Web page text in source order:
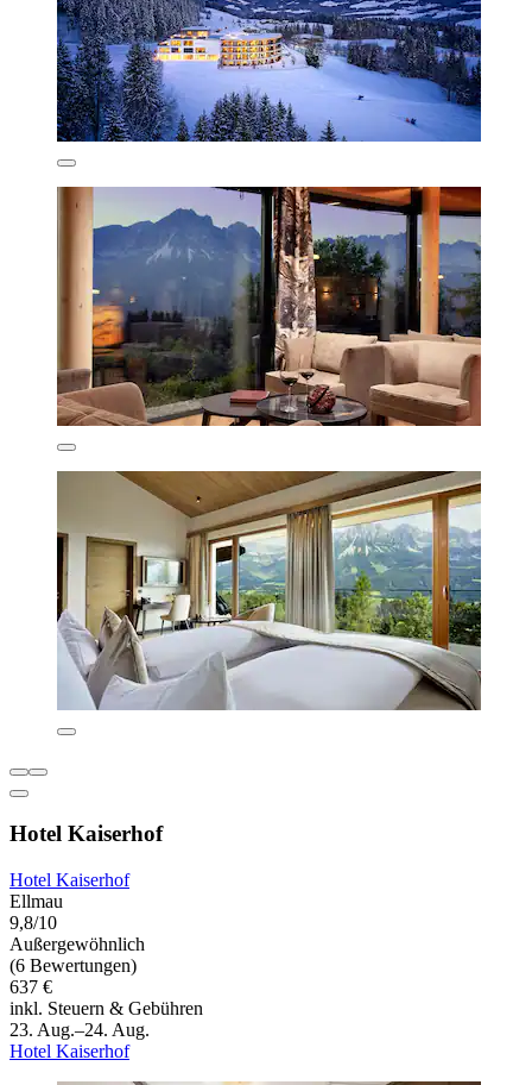
Hotel Kaiserhof
Hotel Kaiserhof
Ellmau
9,8/10
Außergewöhnlich
(6 Bewertungen)
637 €
inkl. Steuern & Gebühren
23. Aug.–24. Aug.
Hotel Kaiserhof